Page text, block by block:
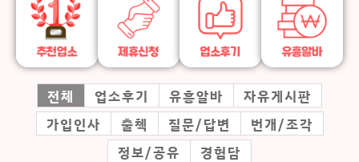
전체 업소후기 유흥알바
자유게시판
가입인사
출첵 질문/답변
번개/조각
정보/공유
경험담